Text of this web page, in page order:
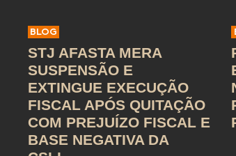
BLOG
STJ AFASTA MERA
SUSPENSÃO E
EXTINGUE EXECUÇÃO
FISCAL APÓS QUITAÇÃO
COM PREJUÍZO FISCAL E
BASE NEGATIVA DA